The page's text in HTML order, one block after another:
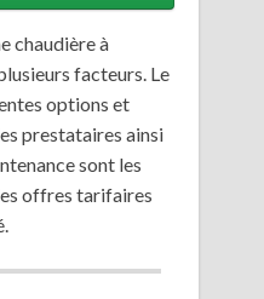
chaudière à
facteurs. Le
options et
prestataires ainsi
sont les
offres tarifaires